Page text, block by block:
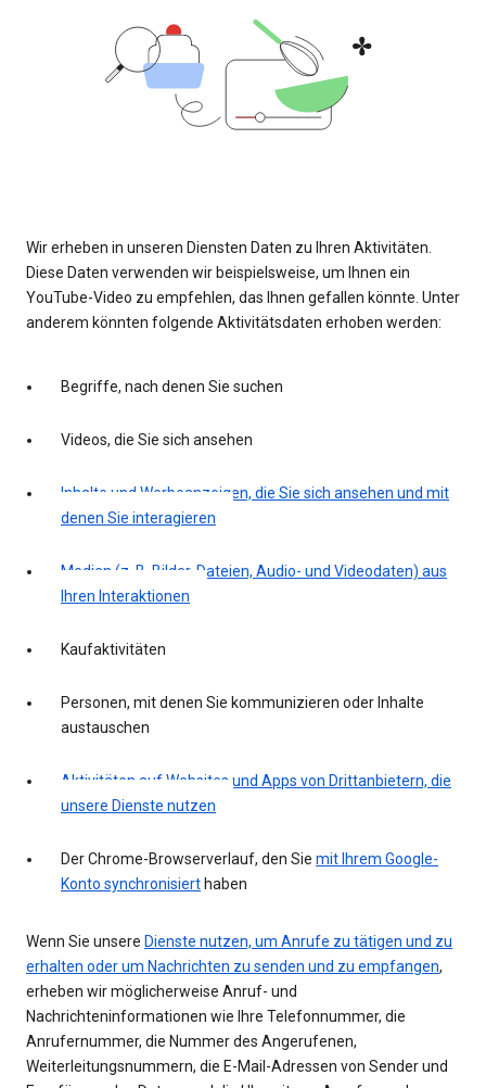
Wir erheben in unseren Diensten Daten zu Ihren Aktivitäten.
Diese Daten verwenden wir beispielsweise, um Ihnen ein
YouTube-Video zu empfehlen, das Ihnen gefallen könnte. Unter
anderem könnten folgende Aktivitätsdaten erhoben werden:
Begriffe, nach denen Sie suchen
Videos, die Sie sich ansehen
Inhalte und Werbeanzeigen, die Sie sich ansehen und mit
denen Sie interagieren
Medien (z. B. Bilder, Dateien, Audio- und Videodaten) aus
Ihren Interaktionen
Kaufaktivitäten
Personen, mit denen Sie kommunizieren oder Inhalte
austauschen
Aktivitäten auf Websites und Apps von Drittanbietern, die
unsere Dienste nutzen
Der Chrome-Browserverlauf, den Sie mit Ihrem Google-
Konto synchronisiert haben
Wenn Sie unsere Dienste nutzen, um Anrufe zu tätigen und zu
erhalten oder um Nachrichten zu senden und zu empfangen,
erheben wir möglicherweise Anruf- und
Nachrichteninformationen wie Ihre Telefonnummer, die
Anrufernummer, die Nummer des Angerufenen,
Weiterleitungsnummern, die E-Mail-Adressen von Sender und